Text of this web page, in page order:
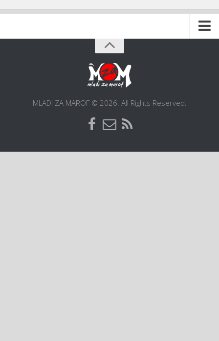
Postani članMLADI ZA MAROF © 2026. All Rights Reserved.